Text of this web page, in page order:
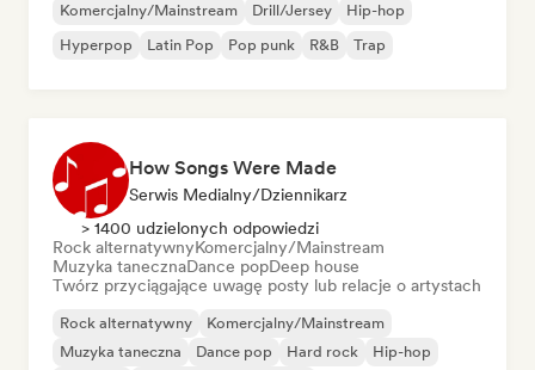
Komercjalny/Mainstream Drill/Jersey
Hip-hop
Hyperpop
Latin Pop Pop punk R&B Trap
How Songs Were Made
Serwis Medialny/Dziennikarz
> 1400 udzielonych odpowiedzi
Rock alternatywnyKomercjalny/Mainstream
Muzyka tanecznaDance popDeep house
Twórz przyciągające uwagę posty lub relacje o artystach
Rock alternatywny
Komercjalny/Mainstream
Muzyka taneczna
Dance pop Hard rock
Hip-hop